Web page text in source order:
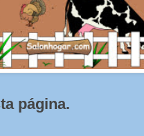
página.